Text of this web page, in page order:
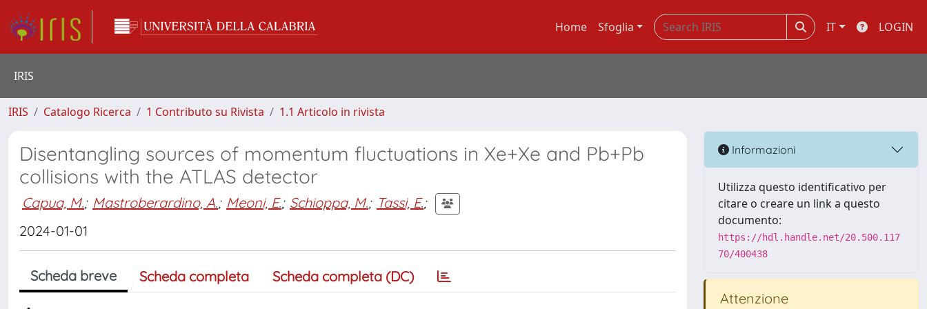
Home Sfoglia IT LOGIN
IRIS
IRIS Catalogo Ricerca 1 Contributo su Rivista 1.1 Articolo in rivista
Disentangling sources of momentum fluctuations in Xe+Xe and Pb+Pb
collisions with the ATLAS detector
Capua, M.; Mastroberardino, A.; Meoni, E.; Schioppa, M.; Tassi, E.;
2024-01-01
Scheda breve Scheda completa Scheda completa (DC)
Informazioni
Utilizza questo identificativo per
citare o creare un link a questo
documento:
https://hdl.handle.net/20.500.117
70/400438
Attenzione